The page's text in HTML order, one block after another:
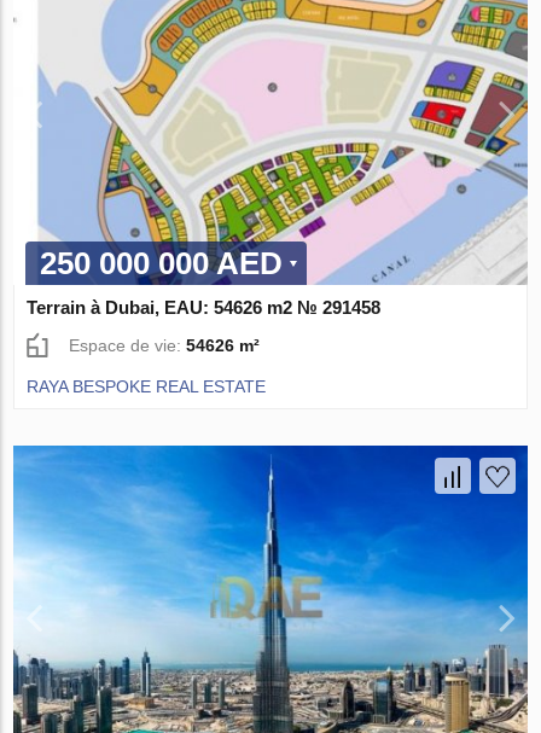
250 000 000 AED
Terrain à Dubai, EAU: 54626 m2 № 291458
Espace de vie:54626 m²
RAYA BESPOKE REAL ESTATE